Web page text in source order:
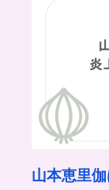
山本恵里